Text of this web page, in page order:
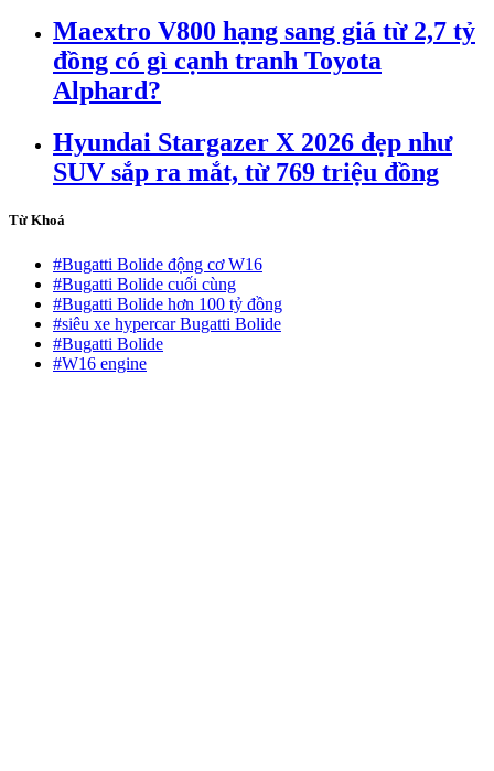
Maextro V800 hạng sang giá từ 2,7 tỷ
đồng có gì cạnh tranh Toyota
Alphard?
Hyundai Stargazer X 2026 đẹp như
SUV sắp ra mắt, từ 769 triệu đồng
Từ Khoá
#Bugatti Bolide động cơ W16
#Bugatti Bolide cuối cùng
#Bugatti Bolide hơn 100 tỷ đồng
#siêu xe hypercar Bugatti Bolide
#Bugatti Bolide
#W16 engine